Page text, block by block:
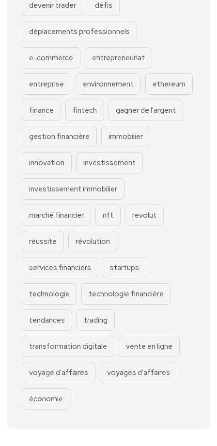
devenir trader défis
déplacements professionnels
e-commerce entrepreneuriat
entreprise environnement ethereum
finance fintech gagner de l'argent
gestion financière immobilier
innovation investissement
investissement immobilier
marché financier nft revolut
réussite révolution
services financiers startups
technologie technologie financière
tendances trading
transformation digitale vente en ligne
voyage d'affaires voyages d'affaires
économie